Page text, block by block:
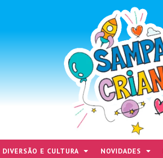
DIVERSÃO E CULTURA NOVIDADES